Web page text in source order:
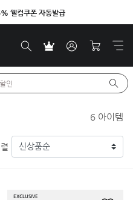
웰컴쿠폰 자동발급
인
6 아이템
EXCLUSIVE